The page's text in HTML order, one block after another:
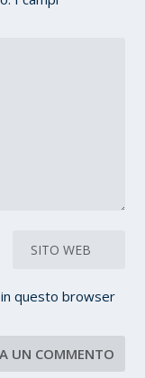
questo browser